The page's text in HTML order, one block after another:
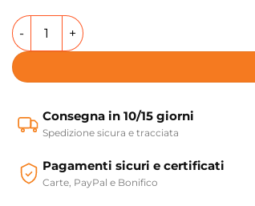
Vaso e bidet sospesi in ceramica
Consegna in 10/15 giorni
Spedizione sicura e tracciata
Pagamenti sicuri e certificati
Carte, PayPal e Bonifico